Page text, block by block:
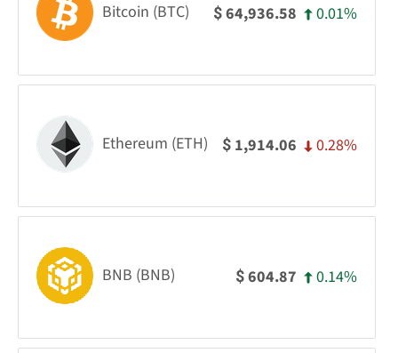
Bitcoin (BTC) $64,936.58 0.01%
Ethereum (ETH) $ 1,914.06 0.28%
BNB (BNB) $604.87 0.14%